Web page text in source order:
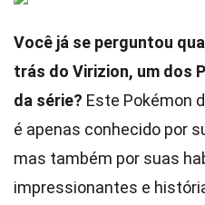
Você já se perguntou
trás do Virizion, um dos
da série? Este Pokémon
é apenas conhecido por
mas também por suas
impressionantes e